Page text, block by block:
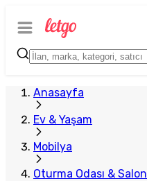
Anasayfa
Ev & Yaşam
Mobilya
Oturma Odası & Salon
Plus Satıcı